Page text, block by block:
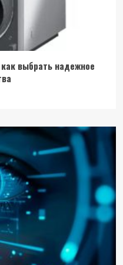
выбрать надежное